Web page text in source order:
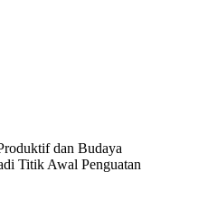
dan Budaya
Titik Awal Penguatan